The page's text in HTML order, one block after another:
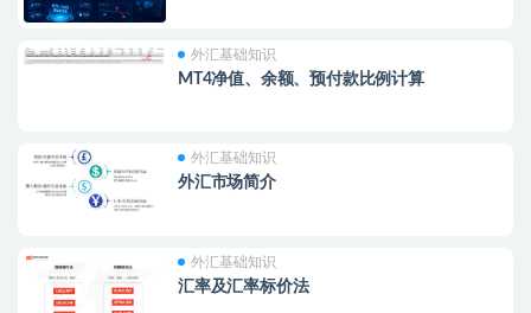
外汇基础知识
MT4净值、余额、预付款比例计算
外汇基础知识
外汇市场简介
外汇基础知识
汇率及汇率标价法